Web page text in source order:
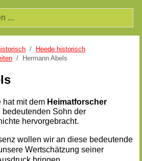
Heede historisch
Hermann Abels
hat mit dem Heimatforscher
Sohn der
hervorgebracht.
wollen wir an diese bedeutende
Wertschätzung seiner